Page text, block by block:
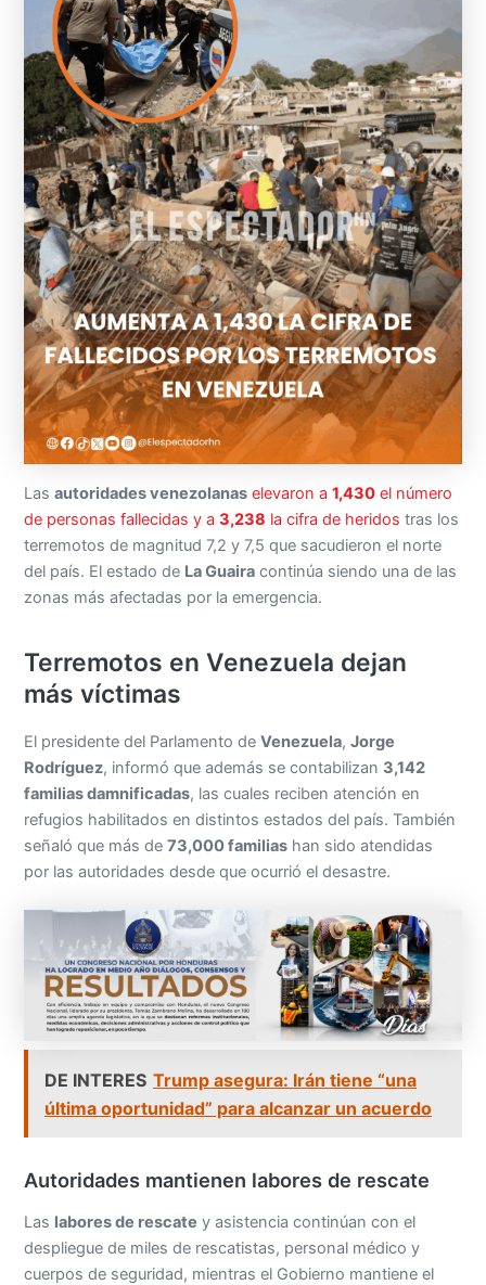
Lasautoridades venezolanas elevaron a1,430 el número
de personas fallecidas y a3,238 la cifra de heridos tras los
terremotos de magnitud 7,2 y 7,5 que sacudieron el norte
del país. El estado de La Guaira continúa siendo una de las
zonas más afectadas por la emergencia.
Terremotos en Venezuela dejan
más víctimas
El presidente del Parlamento deVenezuela,Jorge
Rodríguez, informó que además se contabilizan 3,142
familias damnificadas, las cuales reciben atención en
refugios habilitados en distintos estados del país. También
señaló que más de73,000 familias han sido atendidas
por las autoridades desde que ocurrió el desastre.
DE INTERES Trump asegura: Irán tiene “una
última oportunidad” para alcanzar un acuerdo
Autoridades mantienen labores de rescate
Las labores de rescate y asistencia continúan con el
despliegue de miles de rescatistas, personal médico y
cuerpos de seguridad, mientras el Gobierno mantiene el